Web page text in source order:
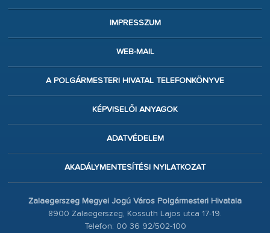
IMPRESSZUM
WEB-MAIL
A POLGÁRMESTERI HIVATAL TELEFONKÖNYVE
KÉPVISELŐI ANYAGOK
ADATVÉDELEM
AKADÁLYMENTESÍTÉSI NYILATKOZAT
Zalaegerszeg Megyei Jogú Város Polgármesteri Hivatala
8900 Zalaegerszeg, Kossuth Lajos utca 17-19.
Telefon: 00 36 92/502-100